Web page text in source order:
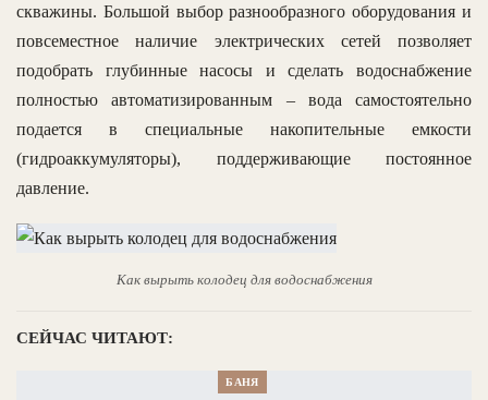
скважины. Большой выбор разнообразного оборудования и
повсеместное наличие электрических сетей позволяет
подобрать глубинные насосы и сделать водоснабжение
полностью автоматизированным – вода самостоятельно
подается в специальные накопительные емкости
(гидроаккумуляторы), поддерживающие постоянное
давление.
Как вырыть колодец для водоснабжения
СЕЙЧАС ЧИТАЮТ:
БАНЯ